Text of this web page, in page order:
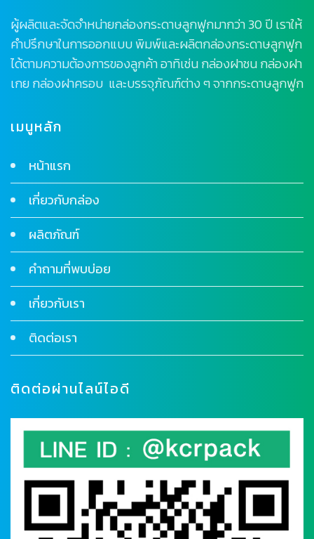
ผู้ผลิตและจัดจำหน่ายกล่องกระดาษลูกฟูกมากว่า 30 ปี เราให้
คำปรึกษาในการออกแบบ พิมพ์และผลิตกล่องกระดาษลูกฟูก
ได้ตามความต้องการของลูกค้า อาทิเช่น กล่องฝาชน กล่องฝา
เกย กล่องฝาครอบ และบรรจุภัณฑ์ต่าง ๆ จากกระดาษลูกฟูก
เมนูหลัก
หน้าแรก
เกี่ยวกับกล่อง
ผลิตภัณฑ์
คำถามที่พบบ่อย
เกี่ยวกับเรา
ติดต่อเรา
ติดต่อผ่านไลน์ไอดี